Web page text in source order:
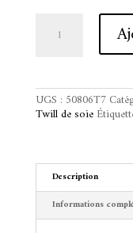
Amor
UGS : 50806T7
Twill de soie
Description
Informations